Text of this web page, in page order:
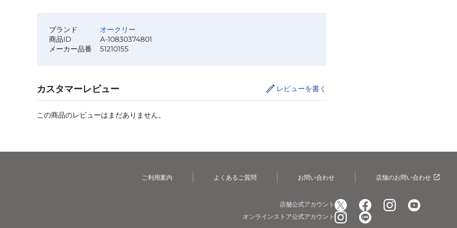
ブランド
オークリー
商品ID
A-10830374801
メーカー品番
51210155
カスタマーレビュー レビューを書く
この商品のレビューはまだありません。
ご利用案内 よくあるご質問 お問い合わせ 店舗のお問い合わせ
店舗公式アカウント
オンラインストア公式アカウント